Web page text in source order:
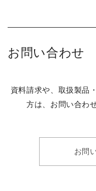
お問い合わせ
資料請求や、取扱製品
方は、お問い合わ
お問